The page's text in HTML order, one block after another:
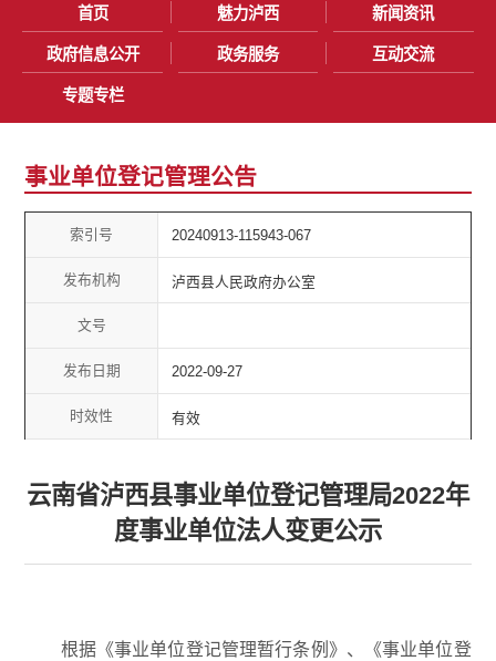
首页 魅力泸西 新闻资讯
政府信息公开 政务服务 互动交流
专题专栏
事业单位登记管理公告
索引号 20240913-115943-067
发布机构 泸西县人民政府办公室
文号
发布日期 2022-09-27
时效性 有效
云南省泸西县事业单位登记管理局2022年
度事业单位法人变更公示
根据《事业单位登记管理暂行条例》、《事业单位登